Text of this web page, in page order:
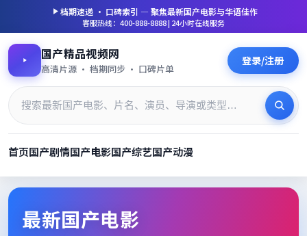
档期速递 · 口碑索引 — 聚焦最新国产电影与华语佳作
客服热线：400-888-8888 | 24小时在线服务
国产精品视频网
高清片源 · 档期同步 · 口碑片单
登录/注册
首页国产剧情国产电影国产综艺国产动漫
最新国产电影_高清片单档期
最新国产电影